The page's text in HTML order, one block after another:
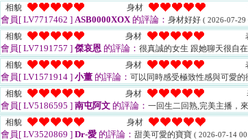
相貌 身材
會員[ LV7717462 ] ASB0000XOX的評論： 身材好好 ( 2026-07-29
相貌 身材
會員[ LV7191757 ] 傑哀恩 的評論： 很真誠的女生 跟她聊天很自在
相貌 身材
會員[ LV1571914 ] 小董 的評論： 可以同時感受極致性感與可愛的
相貌 身材
會員[ LV5186595 ] 南屯阿文 的評論： 一回生二回熟,完美主播，
相貌 身材
會員[ LV3520869 ] Dr-愛 的評論： 甜美可愛的寶寶 ( 2026-07-14